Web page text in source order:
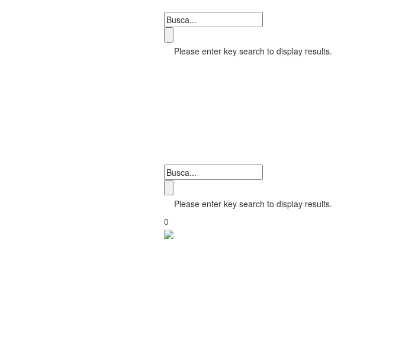
Please enter key search to display results.
Please enter key search to display results.
0